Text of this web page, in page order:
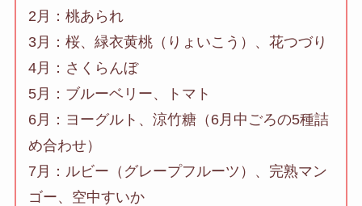
2月：桃あられ
3月：桜、緑衣黄桃（りょいこう）、花つづり
4月：さくらんぼ
5月：ブルーベリー、トマト
6月：ヨーグルト、涼竹糖（6月中ごろの5種詰
め合わせ）
7月：ルビー（グレープフルーツ）、完熟マン
ゴー、空中すいか